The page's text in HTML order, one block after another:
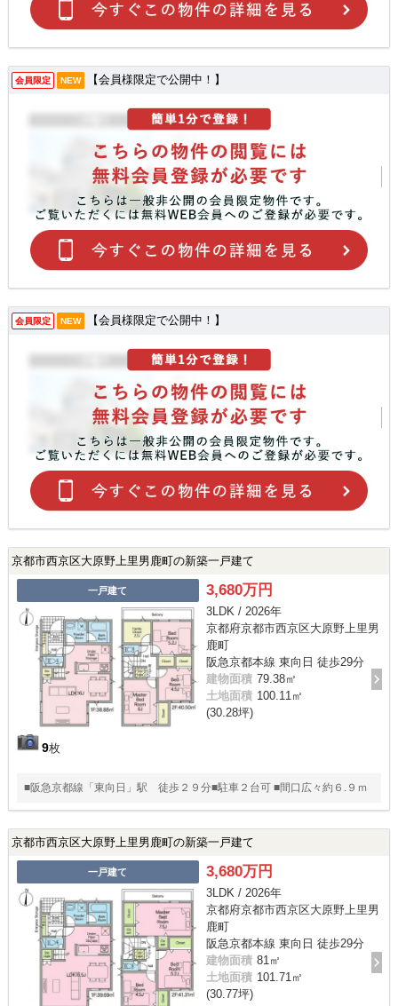
会員限定 NEW 【会員様限定で公開中！】
会員限定 NEW 【会員様限定で公開中！】
京都市西京区大原野上里男鹿町の新築一戸建て
一戸建て
9枚
3,680万円
3LDK / 2026年
京都府京都市西京区大原野上里男
鹿町
阪急京都本線 東向日 徒歩29分
建物面積 79.38㎡
土地面積 100.11㎡
(30.28坪)
■阪急京都線「東向日」駅 徒歩２９分■駐車２台可 ■間口広々約６.９ｍ
京都市西京区大原野上里男鹿町の新築一戸建て
一戸建て 3,680万円
3LDK / 2026年
京都府京都市西京区大原野上里男
鹿町
阪急京都本線 東向日 徒歩29分
建物面積 81㎡
土地面積 101.71㎡
(30.77坪)